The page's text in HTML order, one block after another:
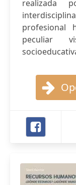
realizada
profesional
peculiar